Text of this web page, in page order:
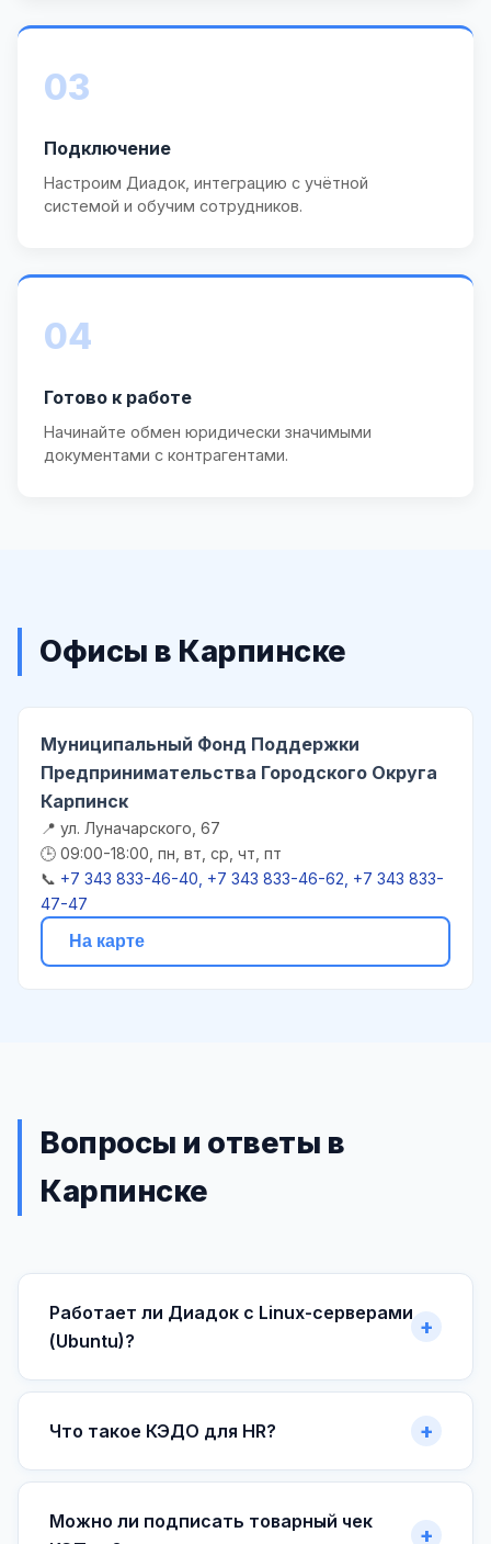
03
Подключение
Настроим Диадок, интеграцию с учётной
системой и обучим сотрудников.
04
Готово к работе
Начинайте обмен юридически значимыми
документами с контрагентами.
Офисы в Карпинске
Муниципальный Фонд Поддержки
Предпринимательства Городского Округа
Карпинск
📍 ул. Луначарского, 67
🕒 09:00-18:00, пн, вт, ср, чт, пт
📞 +7 343 833-46-40, +7 343 833-46-62, +7 343 833-
47-47
На карте
Вопросы и ответы в
Карпинске
Работает ли Диадок с Linux-серверами
(Ubuntu)?
Что такое КЭДО для HR?
Можно ли подписать товарный чек